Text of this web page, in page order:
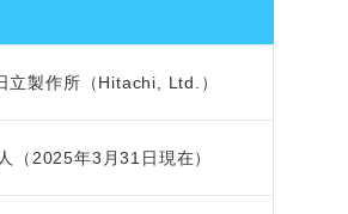
立製作所（Hitachi, Ltd.）
（2025年3月31日現在）